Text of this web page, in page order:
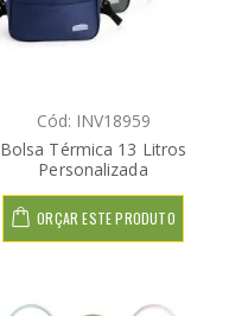
Cód: INV18959
Bolsa Térmica 13 Litros
Personalizada
ORÇAR ESTE PRODUTO